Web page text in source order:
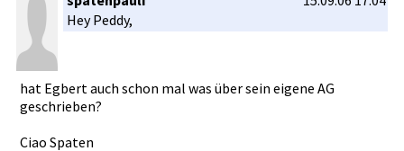
Hey Peddy,
hat Egbert auch schon mal was über sein eigene AG
geschriebe­n?
Ciao Spaten